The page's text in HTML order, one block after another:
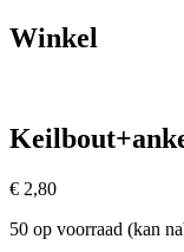
Winkel
€ 2,80
50 op voorraad (kan